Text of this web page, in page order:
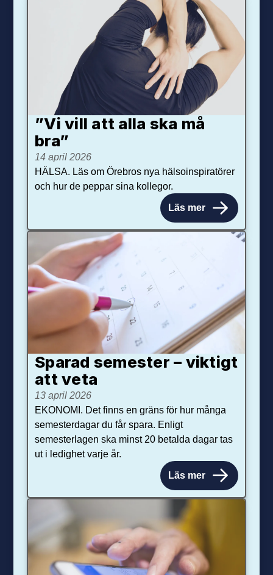
”Vi vill att alla ska må
bra”
14 april 2026
HÄLSA. Läs om Örebros nya hälsoinspiratörer
och hur de peppar sina kollegor.
Läs mer
Sparad semester – viktigt
att veta
13 april 2026
EKONOMI. Det finns en gräns för hur många
semesterdagar du får spara. Enligt
semesterlagen ska minst 20 betalda dagar tas
ut i ledighet varje år.
Läs mer